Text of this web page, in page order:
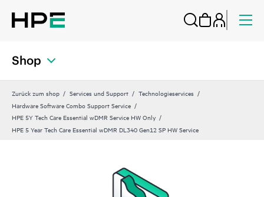
Shop
Zurück zum shop Services und Support
Technologieservices
Hardware Software Combo Support Service
HPE 5Y Tech Care Essential wDMR Service HW Only
HPE 5 Year Tech Care Essential wDMR DL340 Gen12 SP HW Service